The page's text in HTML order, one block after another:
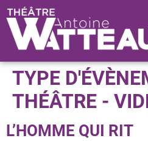
TYPE
THÉÂTRE -
L’HOMME QUI RIT